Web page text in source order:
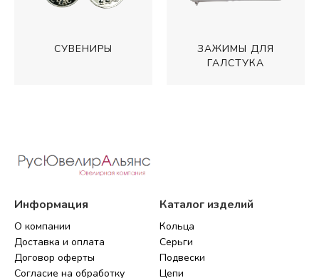
СУВЕНИРЫ
ЗАЖИМЫ ДЛЯ
ГАЛСТУКА
Информация
О компании
Доставка и оплата
Договор оферты
Согласие на обработку
Каталог изделий
Кольца
Серьги
Подвески
Цепи